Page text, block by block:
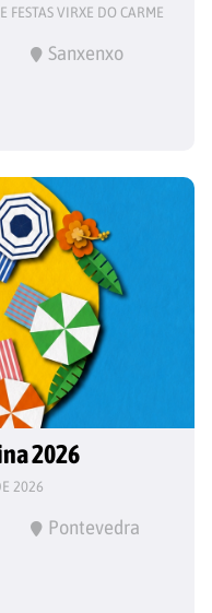
FESTAS VIRXE DO CARME
Sanxenxo
2026
2026
Pontevedra